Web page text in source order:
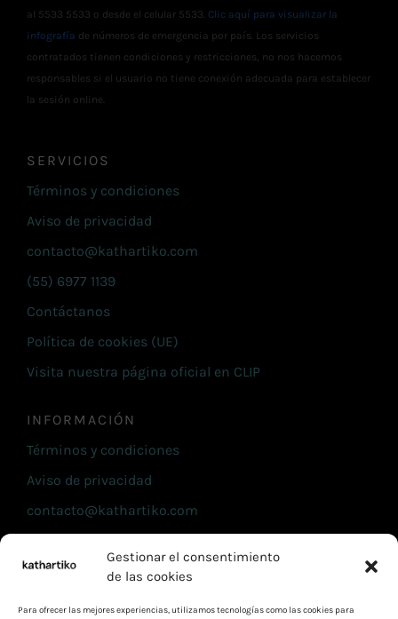
Gestionar el consentimiento
de las cookies
Para ofrecer las mejores experiencias, utilizamos tecnologías como las cookies para
al 5533 5533 o desde el celular 5533. Clic aquí para visualizar la
infografía de números de emergencia por país. Los servicios
contratados tienen condiciones y restricciones, no nos hacemos
responsables si el usuario no tiene conexión adecuada para establecer
la sesión online.
SERVICIOS
Términos y condiciones
Aviso de privacidad
contacto@kathartiko.com
(55) 6977 1139
Contáctanos
Política de cookies (UE)
Visita nuestra página oficial en CLIP
INFORMACIÓN
Términos y condiciones
Aviso de privacidad
contacto@kathartiko.com
Contáctanos